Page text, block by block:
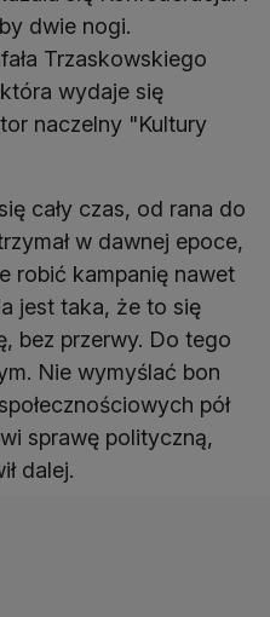
dwie nogi.
Trzaskowskiego
wydaje się
naczelny "Kultury
cały czas, od rana do
w dawnej epoce,
robić kampanię nawet
jest taka, że to się
bez przerwy. Do tego
Nie wymyślać bon
pół
sprawę polityczną,
dalej.